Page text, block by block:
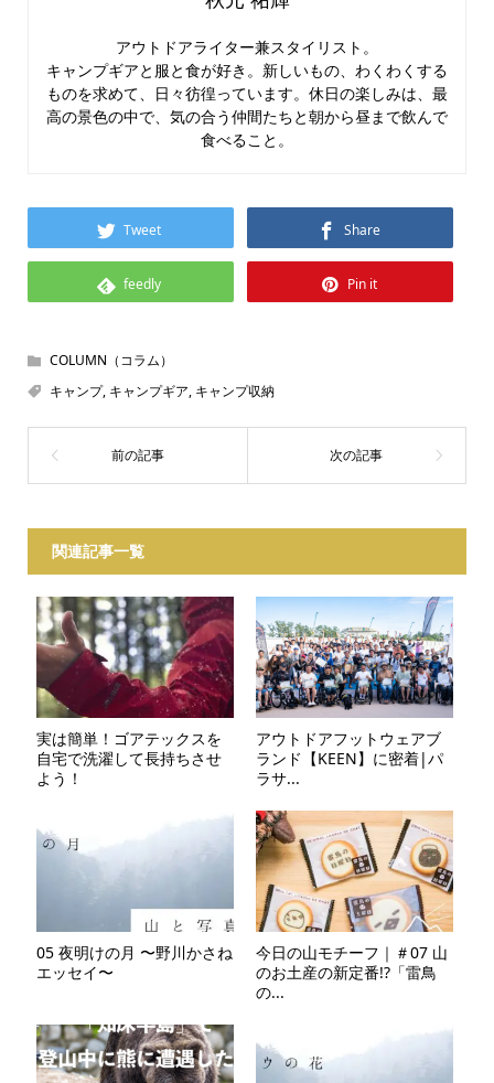
アウトドアライター兼スタイリスト。
キャンプギアと服と食が好き。新しいもの、わくわくする
ものを求めて、日々彷徨っています。休日の楽しみは、最
高の景色の中で、気の合う仲間たちと朝から昼まで飲んで
食べること。
Tweet Share
feedly Pin it
COLUMN（コラム）
キャンプ, キャンプギア, キャンプ収納
関連記事一覧
実は簡単！ゴアテックスを
自宅で洗濯して長持ちさせ
よう！
アウトドアフットウェアブ
ランド【KEEN】に密着|パ
ラサ...
05 夜明けの月 〜野川かさね
エッセイ〜
今日の山モチーフ｜＃07 山
のお土産の新定番!?「雷鳥
の...